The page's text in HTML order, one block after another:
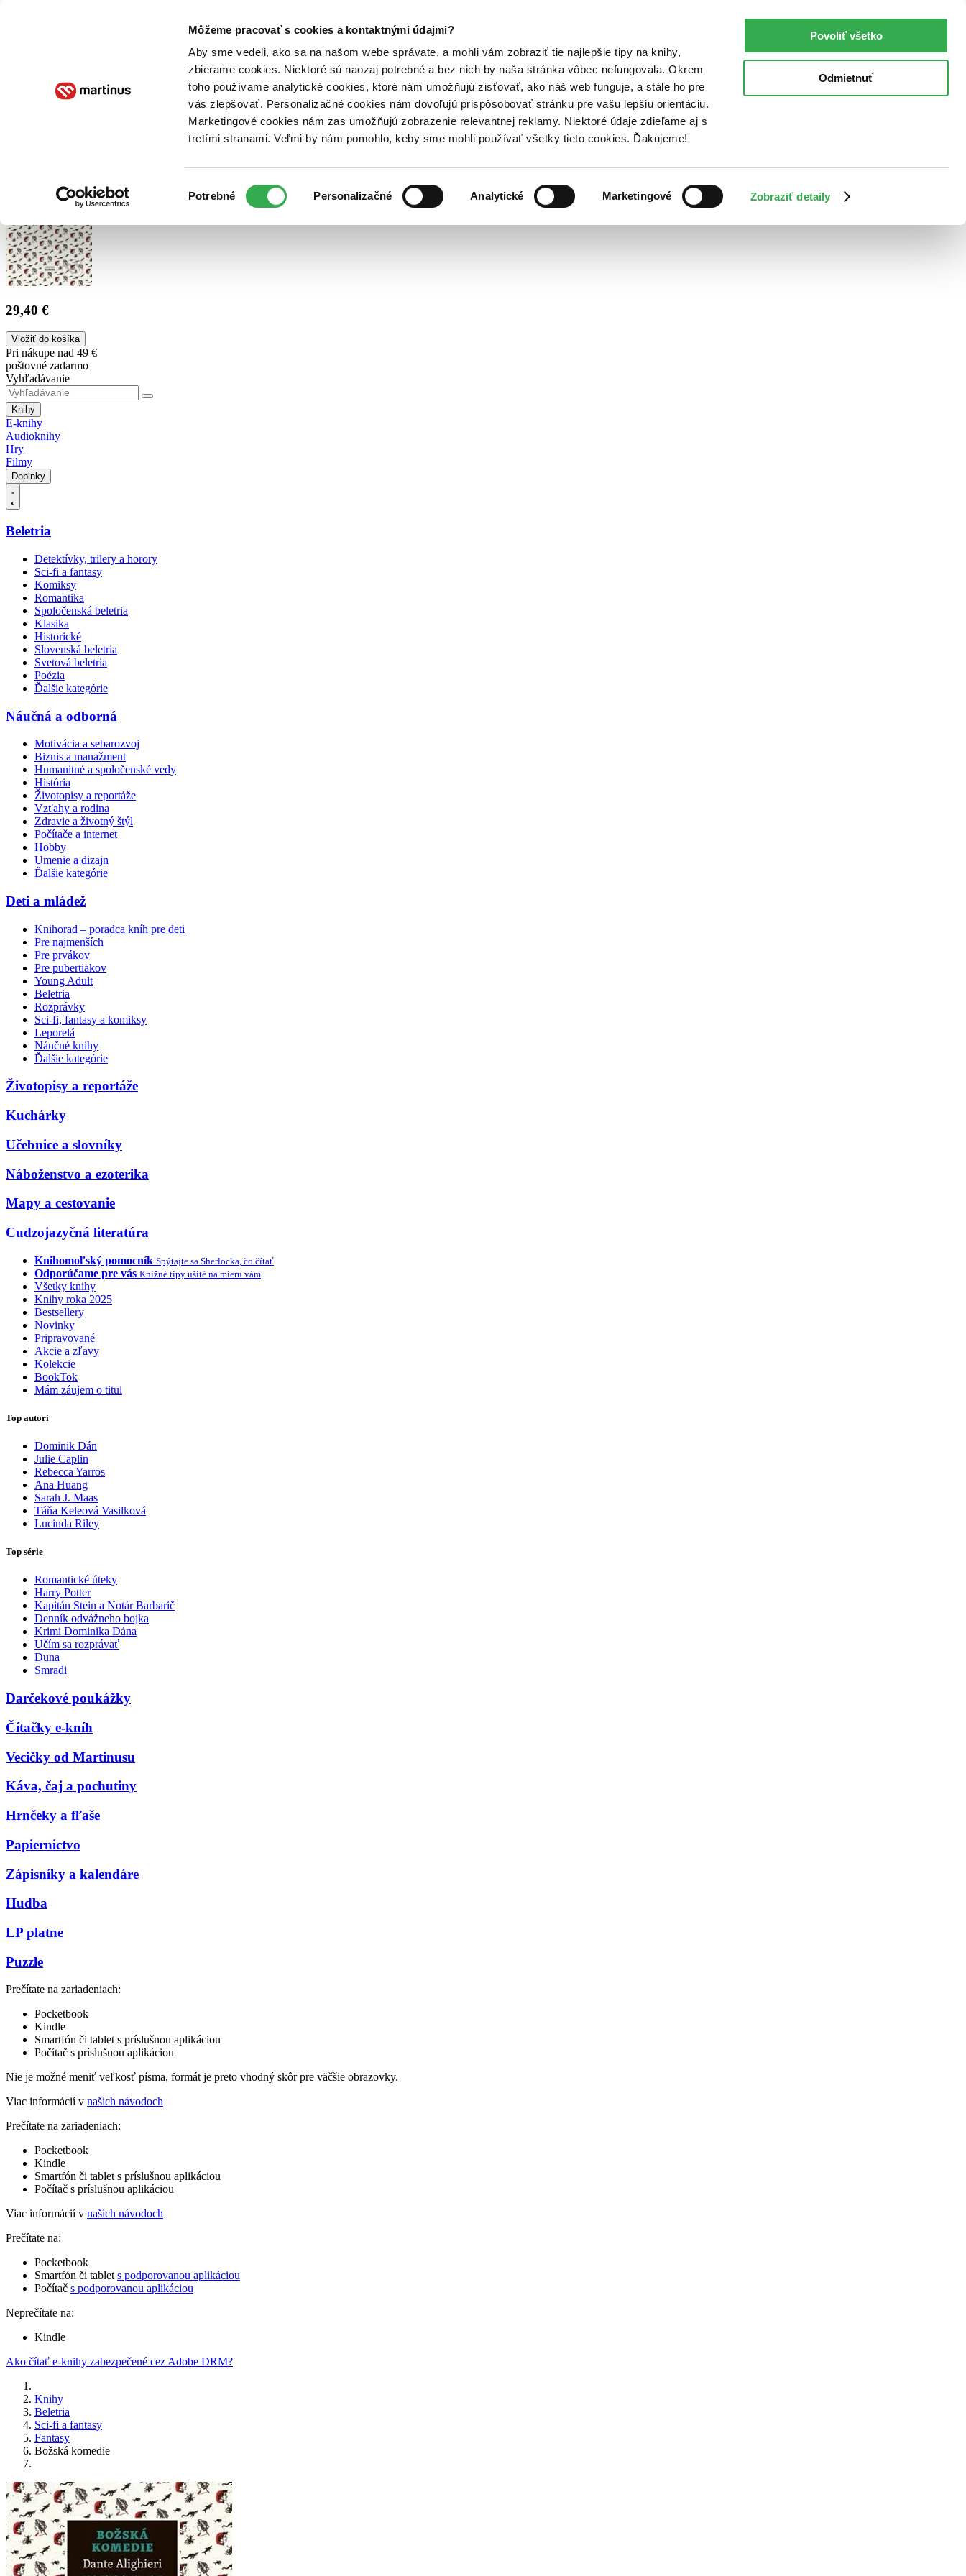
Môžeme pracovať s cookies a kontaktnými údajmi?
Aby sme vedeli, ako sa na našom webe správate, a mohli vám zobraziť tie najlepšie tipy na knihy,
zbierame cookies. Niektoré sú naozaj potrebné a bez nich by naša stránka vôbec nefungovala. Okrem
toho používame analytické cookies, ktoré nám umožňujú zisťovať, ako náš web funguje, a stále ho pre
vás zlepšovať. Personalizačné cookies nám dovoľujú prispôsobovať stránku pre vašu lepšiu orientáciu.
Marketingové cookies nám zas umožňujú zobrazenie relevantnej reklamy. Niektoré údaje zdieľame aj s
tretími stranami. Veľmi by nám pomohlo, keby sme mohli používať všetky tieto cookies. Ďakujeme!
súhlasu
Potrebné Personalizačné Analytické Marketingové Zobraziť detaily
Povoliť všetko
Odmietnuť
Poukážky Kontakt
29,40 €
Vložiť do košíka
Pri nákupe nad 49 €
poštovné zadarmo
Vyhľadávanie
Knihy
E-knihy
Audioknihy
Hry
Filmy
Doplnky
Beletria
Detektívky, trilery a horory
Sci-fi a fantasy
Komiksy
Romantika
Spoločenská beletria
Klasika
Historické
Slovenská beletria
Svetová beletria
Poézia
Ďalšie kategórie
Náučná a odborná
Motivácia a sebarozvoj
Biznis a manažment
Humanitné a spoločenské vedy
História
Životopisy a reportáže
Vzťahy a rodina
Zdravie a životný štýl
Počítače a internet
Hobby
Umenie a dizajn
Ďalšie kategórie
Deti a mládež
Knihorad – poradca kníh pre deti
Pre najmenších
Pre prvákov
Pre pubertiakov
Young Adult
Beletria
Rozprávky
Sci-fi, fantasy a komiksy
Leporelá
Náučné knihy
Ďalšie kategórie
Životopisy a reportáže
Kuchárky
Učebnice a slovníky
Náboženstvo a ezoterika
Mapy a cestovanie
Cudzojazyčná literatúra
Knihomoľský pomocník Spýtajte sa Sherlocka, čo čítať
Odporúčame pre vás Knižné tipy ušité na mieru vám
Všetky knihy
Knihy roka 2025
Bestsellery
Novinky
Pripravované
Akcie a zľavy
Kolekcie
BookTok
Mám záujem o titul
Top autori
Dominik Dán
Julie Caplin
Rebecca Yarros
Ana Huang
Sarah J. Maas
Táňa Keleová Vasilková
Lucinda Riley
Top série
Romantické úteky
Harry Potter
Kapitán Stein a Notár Barbarič
Denník odvážneho bojka
Krimi Dominika Dána
Učím sa rozprávať
Duna
Smradi
Darčekové poukážky
Čítačky e-kníh
Vecičky od Martinusu
Káva, čaj a pochutiny
Hrnčeky a fľaše
Papiernictvo
Zápisníky a kalendáre
Hudba
LP platne
Puzzle
Prečítate na zariadeniach:
Pocketbook
Kindle
Smartfón či tablet s príslušnou aplikáciou
Počítač s príslušnou aplikáciou
Nie je možné meniť veľkosť písma, formát je preto vhodný skôr pre väčšie obrazovky.
Viac informácií v našich návodoch
Prečítate na zariadeniach:
Pocketbook
Kindle
Smartfón či tablet s príslušnou aplikáciou
Počítač s príslušnou aplikáciou
Viac informácií v našich návodoch
Prečítate na:
Pocketbook
Smartfón či tablet s podporovanou aplikáciou
Počítač s podporovanou aplikáciou
Neprečítate na:
Kindle
Ako čítať e-knihy zabezpečené cez Adobe DRM?
Knihy
Beletria
Sci-fi a fantasy
Fantasy
Božská komedie